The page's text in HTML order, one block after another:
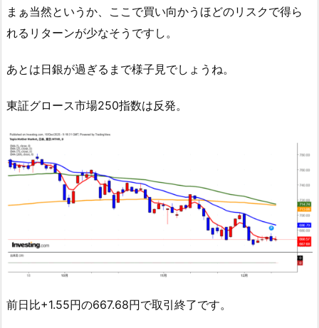
まぁ当然というか、ここで買い向かうほどのリスクで得ら
れるリターンが少なそうですし。
あとは日銀が過ぎるまで様子見でしょうね。
東証グロース市場250指数は反発。
前日比+1.55円の667.68円で取引終了です。